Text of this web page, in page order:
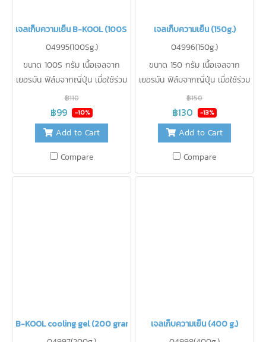
เจลเก็บความเย็น B-KOOL (100S g.)
04995(100Sg.)
ขนาด 100S กรัม เนื้อเจลจาก
เยอรมัน ฟิล์มจากญี่ปุ่น เมื่อใช้ร่วม
กับกระเป๋าเก็บความเย็น B-KOOL
จะเก็บความเย็นได้ นาน 12 ชั่วโมง
(จำนวน 2 ชิ้น)ใช้รักษาความเย็น
แทนน้ำแข็ง ไม่ละลายเป็นน้ำ
สะดวกในการใช้งาน ปราศจากสาร
฿110
฿99 -10%
Add to Cart
Compare
เจลเก็บความเย็น (150g.)
04996(150g.)
ขนาด 150 กรัม เนื้อเจลจาก
เยอรมัน ฟิล์มจากญี่ปุ่น เมื่อใช้ร่วม
กับกระเป๋าเก็บความเย็น B-KOOL
จะเก็บความเย็นได้ 7 องศา นาน 15
ชั่วโมง (จำนวน2ชิ้น) เหมาะสำหรับ
B-KOOL Cosmedic ใช้รักษา
ความเย็นแทนน้ำแข็ง ไม่ละลายเป็น
฿150
฿130 -13%
Add to Cart
Compare
B-KOOL cooling gel (200 grams)
เจลเก็บความเย็น (400 g.)